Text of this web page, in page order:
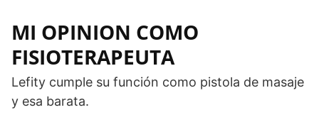
MI OPINION COMO
FISIOTERAPEUTA
Lefity cumple su función como pistola de masaje
y esa barata.